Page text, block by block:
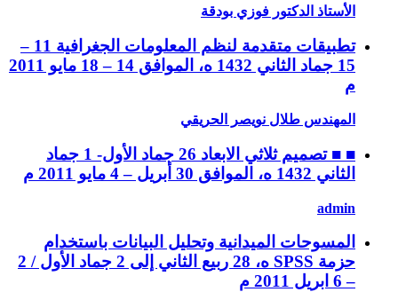
الأستاذ الدكتور فوزي بودقة
تطبيقات متقدمة لنظم المعلومات الجغرافية 11 –
15 جماد الثاني 1432 ه، الموافق 14 – 18 مايو 2011
م
المهندس طلال نويصر الحريقي
■ ■ تصميم ثلاثي الابعاد 26 جماد الأول- 1 جماد
الثاني 1432 ه، الموافق 30 أبريل – 4 مايو 2011 م
admin
المسوحات الميدانية وتحليل البيانات باستخدام
حزمة SPSS ه، 28 ربيع الثاني إلى 2 جماد الأول / 2
– 6 ابريل 2011 م